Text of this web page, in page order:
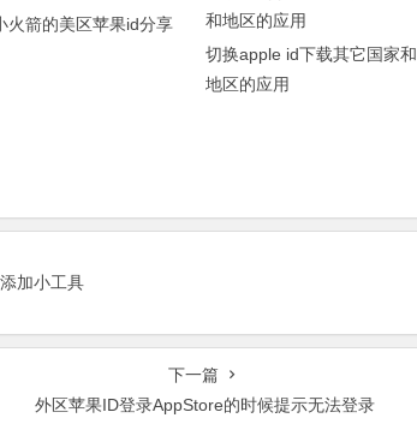
火箭的美区苹果id分享
切换apple id下载其它国家和
地区的应用
加小工具
下一篇
外区苹果ID登录AppStore的时候提示无法登录